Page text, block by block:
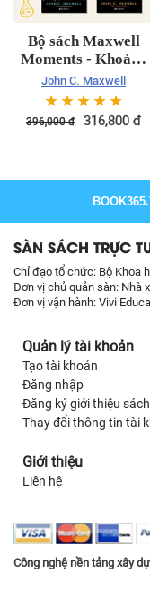
Bộ sách Maxwell
Moments - Khoảnh
Khắc Thay Đổi Cuộc
Đời (4 cuốn)
John C. Maxwell
☆☆☆☆☆
396,000đ 316,800 đ
SÀN SÁCH TRỰC
Chỉ đạo tổ chức: Bộ Khoa
Đơn vị chủ quản sàn: Nhà
Đơn vị vận hành: Vivi
Quản lý tài khoản
Tạo tài khoản
Đăng nhập
Đăng ký giới thiệu sách
Thay đổi thông tin tài
Giới thiệu
Liên hệ
Công nghệ nền tảng xây